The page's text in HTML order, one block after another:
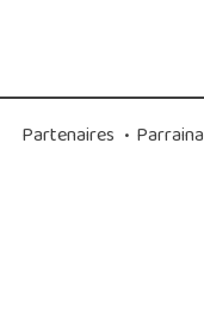
Partenaires •